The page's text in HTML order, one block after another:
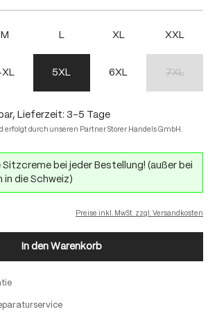
M L XL XXL
5XL 6XL 7XL
Lieferzeit: 3-5 Tage
erfolgt durch unseren Partner Storer Handels GmbH.
bei jeder Bestellung! (außer bei
in die Schweiz)
Preise inkl. MwSt. zzgl. Versandkosten
In den Warenkorb